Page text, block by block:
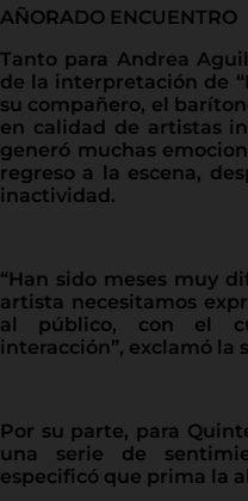
AÑORADO ENCUENTRO
Tanto para Andrea
de la interpretación de
su compañero, el
en calidad de artistas
generó muchas
regreso a la escena,
inactividad.
“Han sido meses muy
artista necesitamos
al público, con el
interacción”, exclamó la
Por su parte, para
una serie de
especificó que prima la